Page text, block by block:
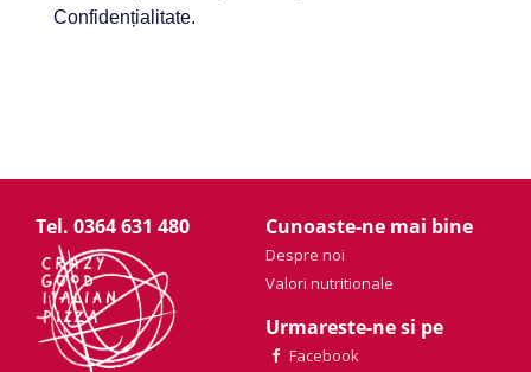
Confidențialitate.
Tel. 0364 631 480 Cunoaste-ne mai bine
Despre noi
Valori nutritionale
Urmareste-ne si pe
Facebook